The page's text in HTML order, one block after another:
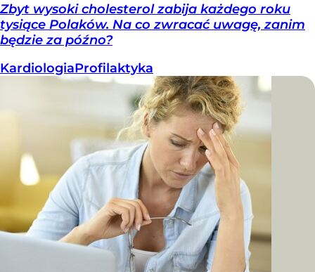
Zbyt wysoki cholesterol zabija każdego roku
tysiące Polaków. Na co zwracać uwagę, zanim
będzie za późno?
KardiologiaProfilaktyka